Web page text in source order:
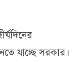
যাচ্ছে সরকার।